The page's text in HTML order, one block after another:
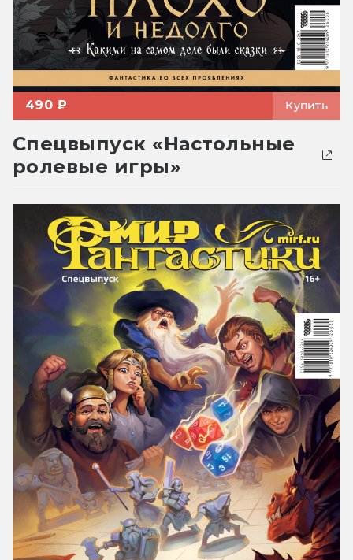
490 ₽ Купить
Спецвыпуск «Настольные
ролевые игры»